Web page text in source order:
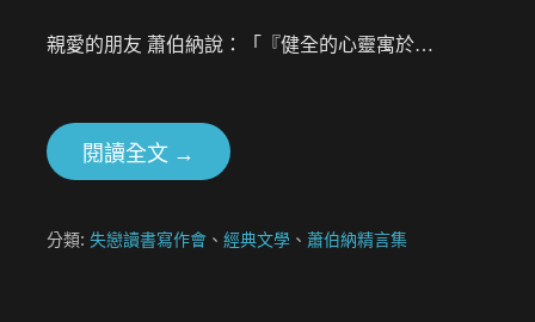
親愛的朋友 蕭伯納說：「『健全的心靈寓於…
閱讀全文 →
分類: 失戀讀書寫作會 、 經典文學 、 蕭伯納精言集